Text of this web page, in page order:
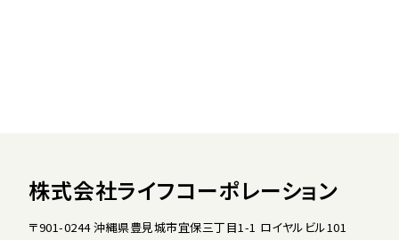
株式会社ライフコーポレーション
〒901-0244 沖縄県豊見城市宜保三丁目1-1 ロイヤルビル101